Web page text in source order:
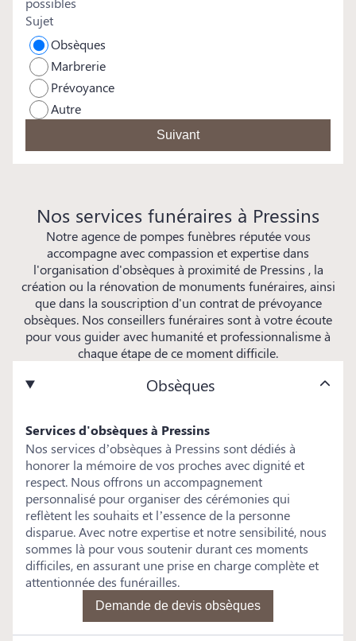
Sujet
Obsèques
Marbrerie
Prévoyance
Autre
Suivant
Nos services funéraires à Pressins
Notre agence de pompes funèbres réputée vous
accompagne avec compassion et expertise dans
l'organisation d'obsèques à proximité de Pressins , la
création ou la rénovation de monuments funéraires, ainsi
que dans la souscription d'un contrat de prévoyance
obsèques. Nos conseillers funéraires sont à votre écoute
pour vous guider avec humanité et professionnalisme à
chaque étape de ce moment difficile.
Obsèques
Services d'obsèques à Pressins
Nos services d’obsèques à Pressins sont dédiés à
honorer la mémoire de vos proches avec dignité et
respect. Nous offrons un accompagnement
personnalisé pour organiser des cérémonies qui
reflètent les souhaits et l’essence de la personne
disparue. Avec notre expertise et notre sensibilité, nous
sommes là pour vous soutenir durant ces moments
difficiles, en assurant une prise en charge complète et
attentionnée des funérailles.
Demande de devis obsèques